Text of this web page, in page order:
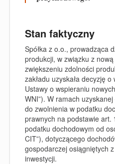
Stan faktyczny
Spółka z o.o., prowadząca
produkcji, w związku z
zwiększeniu zdolności
zakładu uzyskała decyzję
Ustawy o wspieraniu
WNI”). W ramach
do zwolnienia w podatku
prawnych na podstawie art.
podatku dochodowym od
CIT”), dotyczącego
gospodarczej osiągniętych
inwestycji.